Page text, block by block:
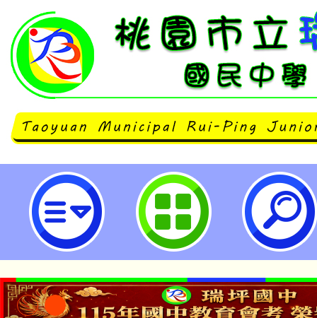
農業部生物多樣性研究所辦理「校
iNaturelist公民科學種子教師培訓
桃園市立瑞坪國民中學